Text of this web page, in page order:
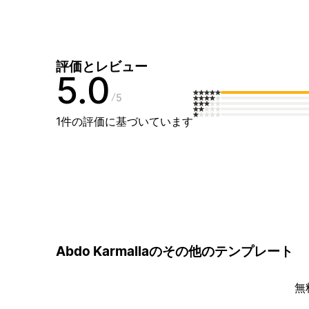
評価とレビュー
5.0 5
1件の評価に基づいています
Abdo Karmallaのその他のテンプレート
無